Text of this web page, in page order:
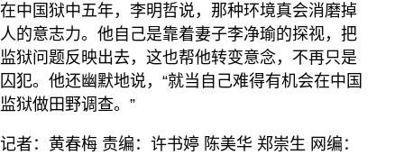
在中国狱中五年，李明哲说，那种环境真会消磨掉
人的意志力。他自己是靠着妻子李净瑜的探视，把
监狱问题反映出去，这也帮他转变意念，不再只是
囚犯。他还幽默地说，“就当自己难得有机会在中国
监狱做田野调查。”
记者：黄春梅 责编：许书婷 陈美华 郑崇生 网编：